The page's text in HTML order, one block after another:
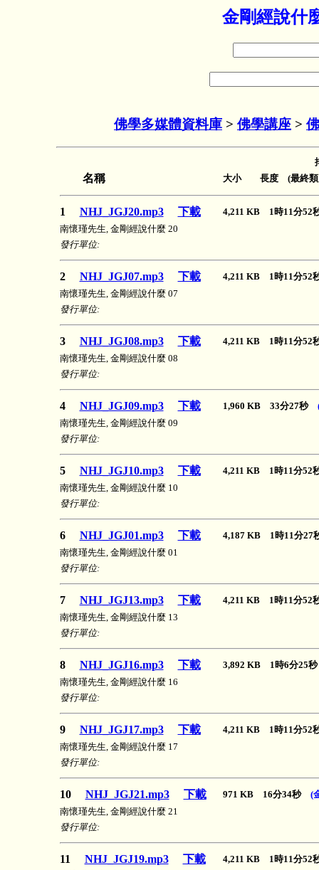
金剛經說什
佛學多媒體資料庫 > 佛學講座 >
名稱 大小 長度 (最終類
1 NHJ_JGJ20.mp3 下載
4,211 KB 1時11分
南懷瑾先生, 金剛經說什麼 20
發行單位:
2 NHJ_JGJ07.mp3 下載
4,211 KB 1時11分
南懷瑾先生, 金剛經說什麼 07
發行單位:
3 NHJ_JGJ08.mp3 下載
4,211 KB 1時11分
南懷瑾先生, 金剛經說什麼 08
發行單位:
4 NHJ_JGJ09.mp3 下載 1,960 KB 33分27秒
南懷瑾先生, 金剛經說什麼 09
發行單位:
5 NHJ_JGJ10.mp3 下載
4,211 KB 1時11分
南懷瑾先生, 金剛經說什麼 10
發行單位:
6 NHJ_JGJ01.mp3 下載
4,187 KB 1時11分
南懷瑾先生, 金剛經說什麼 01
發行單位:
7 NHJ_JGJ13.mp3 下載
4,211 KB 1時11分
南懷瑾先生, 金剛經說什麼 13
發行單位:
8 NHJ_JGJ16.mp3 下載
3,892 KB 1時6分25
南懷瑾先生, 金剛經說什麼 16
發行單位:
9 NHJ_JGJ17.mp3 下載
4,211 KB 1時11分
南懷瑾先生, 金剛經說什麼 17
發行單位:
10 NHJ_JGJ21.mp3 下載 971 KB 16分34秒 (
南懷瑾先生, 金剛經說什麼 21
發行單位:
11 NHJ_JGJ19.mp3 下載
4,211 KB 1時11分